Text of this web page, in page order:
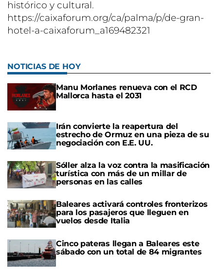
histórico y cultural.
https://caixaforum.org/ca/palma/p/de-gran-
hotel-a-caixaforum_a169482321
NOTICIAS DE HOY
Manu Morlanes renueva con el RCD
Mallorca hasta el 2031
Irán convierte la reapertura del
estrecho de Ormuz en una pieza de su
negociación con E.E. UU.
Sóller alza la voz contra la masificación
turística con más de un millar de
personas en las calles
Baleares activará controles fronterizos
para los pasajeros que lleguen en
vuelos desde Italia
Cinco pateras llegan a Baleares este
sábado con un total de 84 migrantes